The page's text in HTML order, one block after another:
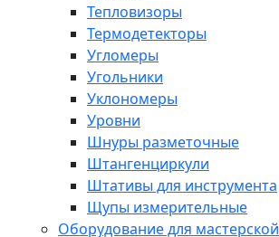
Тепловизоры
Термодетекторы
Угломеры
Угольники
Уклономеры
Уровни
Шнуры разметочные
Штангенциркули
Штативы для инструмента
Щупы измерительные
Оборудование для мастерской